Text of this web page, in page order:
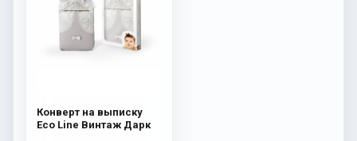
Конверт на выписку
Eco Line Винтаж Дарк